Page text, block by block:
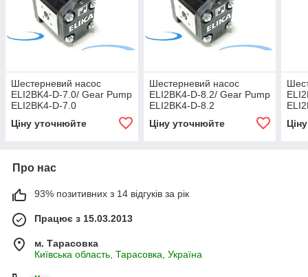
Шестерневий насос
ELI2BK4-D-7.0/ Gear Pump
ELI2BK4-D-7.0
Ціну уточнюйте
Шестерневий насос
ELI2BK4-D-8.2/ Gear Pump
ELI2BK4-D-8.2
Ціну уточнюйте
Про нас
93% позитивних з 14 відгуків за рік
Працює з 15.03.2013
м. Тарасовка
Київська область, Тарасовка, Україна